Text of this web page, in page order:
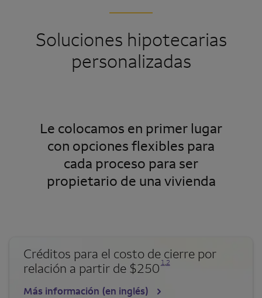
Soluciones hipotecarias
personalizadas
Le colocamos en primer lugar
con opciones flexibles para
cada proceso para ser
propietario de una vivienda
Créditos para el costo de cierre por
relación a partir de $250
Se abre una modalidad para nota al pie
1,
Se abre una modalidad para nota al pie
2
Más información (en inglés)